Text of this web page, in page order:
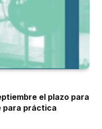
el plazo para
para práctica